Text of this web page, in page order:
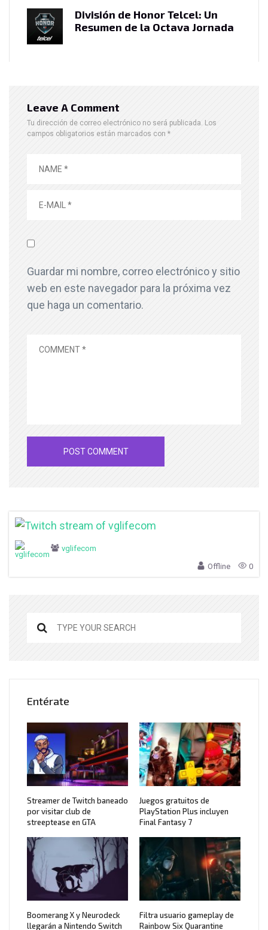
División de Honor Telcel: Un
Resumen de la Octava Jornada
Leave A Comment
Tu dirección de correo electrónico no será publicada. Los
campos obligatorios están marcados con *
Guardar mi nombre, correo electrónico y sitio
web en este navegador para la próxima vez
que haga un comentario.
vglifecom
Offline 0
Entérate
Streamer de Twitch baneado
por visitar club de
streeptease en GTA
Juegos gratuitos de
PlayStation Plus incluyen
Final Fantasy 7
Boomerang X y Neurodeck
llegarán a Nintendo Switch
Filtra usuario gameplay de
Rainbow Six Quarantine